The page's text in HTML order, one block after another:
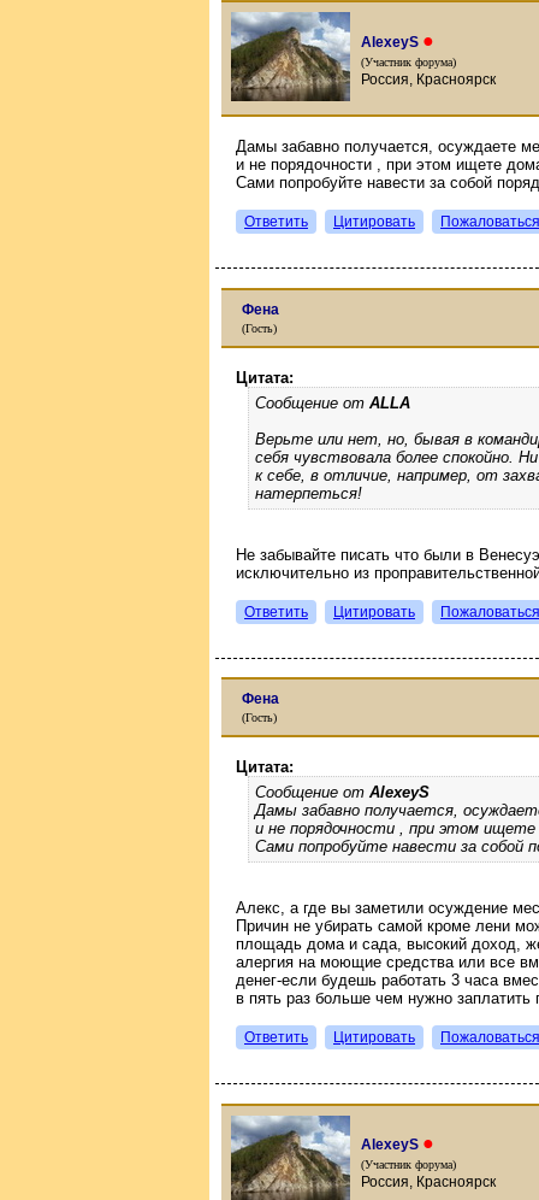
AlexeyS ●
(Участник форума)
Россия, Красноярск
Дамы забавно получается, осуждаете
и не порядочности , при этом ищете
Сами попробуйте навести за собой
Ответить Цитировать Пожаловаться
Фена
(Гость)
Цитата:
Сообщение от ALLA
Верьте или нет, но, бывая в
себя чувствовала более спокойно.
к себе, в отличие, например, от
натерпеться!
Не забывайте писать что были в
исключительно из
Ответить Цитировать Пожаловаться
Фена
(Гость)
Цитата:
Сообщение от AlexeyS
Дамы забавно получается,
и не порядочности , при этом
Сами попробуйте навести за собой
Алекс, а где вы заметили осуждение
Причин не убирать самой кроме лени
площадь дома и сада, высокий доход,
алергия на моющие средства или все
денег-если будешь работать 3 часа
в пять раз больше чем нужно
Ответить Цитировать Пожаловаться
AlexeyS ●
(Участник форума)
Россия, Красноярск